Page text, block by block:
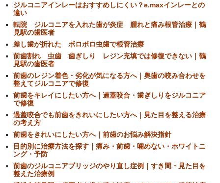
ジルコニアインレーはおすすめしにくい？e.maxインレーとの
違い
転院 ジルコニアを入れた歯が炎症 腫れと痛み根管治療｜鶴
見駅の歯医者
差し歯が折れた ボロボロ虫歯で根管治療
前歯割れ 虫歯 歯ぎしり レジン充填では修復できない｜鶴
見駅の歯医者
前歯のレジン着色・劣化が気になる方へ｜奥歯の咬み合わせを
整えてジルコニアで修復
前歯をキレイにしたい方へ｜過蓋咬合・歯ぎしりをジルコニア
で修復
過蓋咬合でも前歯をきれいにしたい方へ｜見た目を整える治療
の考え方
前歯をきれいにしたい方へ｜前歯のお悩み解決指針
目的別に治療方法を探す｜痛み・前歯・噛めない・ホワイトニ
ング・予防
前歯のジルコニアブリッジのやり直し症例｜すき間・見た目を
整えた治療例